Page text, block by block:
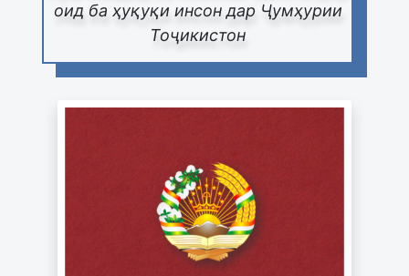
оид ба ҳуқуқи инсон дар Ҷумҳурии
Тоҷикистон